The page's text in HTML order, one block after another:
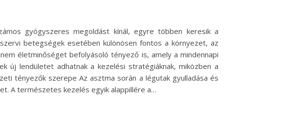
gyógyszeres megoldást kínál, egyre többen keresik a
betegségek esetében különösen fontos a környezet, az
életminőséget befolyásoló tényező is, amely a mindennapi
új lendületet adhatnak a kezelési stratégiáknak, miközben a
tényezők szerepe Az asztma során a légutak gyulladása és
A természetes kezelés egyik alappillére a…